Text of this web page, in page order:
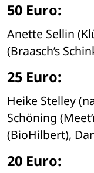
50 Euro:
Anette Sellin
(Braasch’s
25 Euro:
Heike Stelley
Schöning
(BioHilbert),
20 Euro: